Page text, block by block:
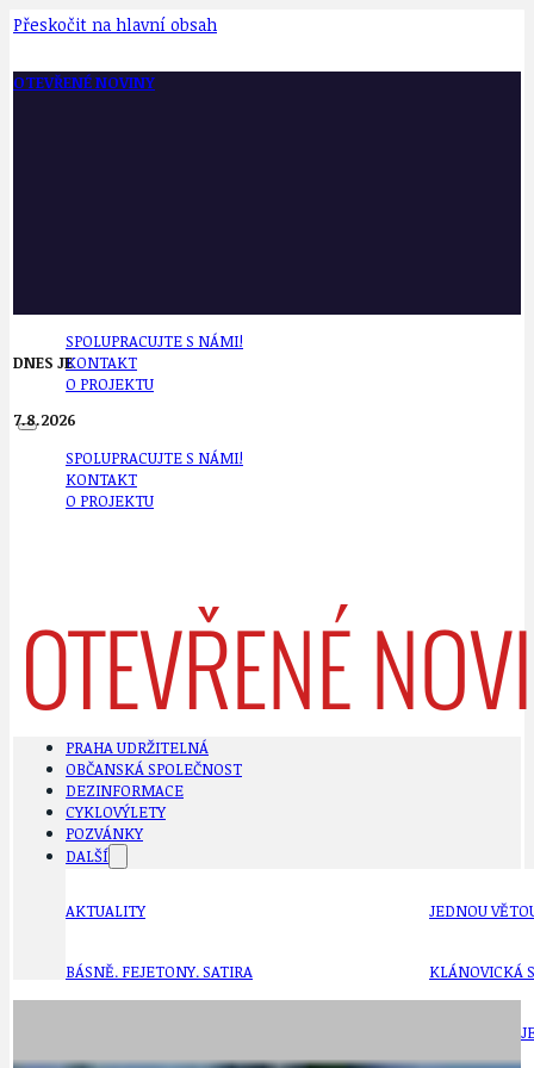
Přeskočit na hlavní obsah
OTEVŘENÉ NOVINY
SPOLUPRACUJTE S NÁMI!
KONTAKT
O PROJEKTU
SPOLUPRACUJTE S NÁMI!
KONTAKT
O PROJEKTU
DNES JE
7.8.2026
PRAHA UDRŽITELNÁ
OBČANSKÁ SPOLEČNOST
DEZINFORMACE
CYKLOVÝLETY
POZVÁNKY
DALŠÍ
AKTUALITY
BÁSNĚ. FEJETONY. SATIRA
JEDNOU
KLÁNOVICKÁ
KRUHOVÝ